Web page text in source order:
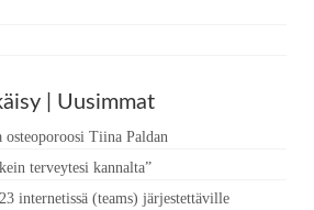
| Uusimmat
Tiina Paldan
terveytesi kannalta”
internetissä (teams) järjestettäville